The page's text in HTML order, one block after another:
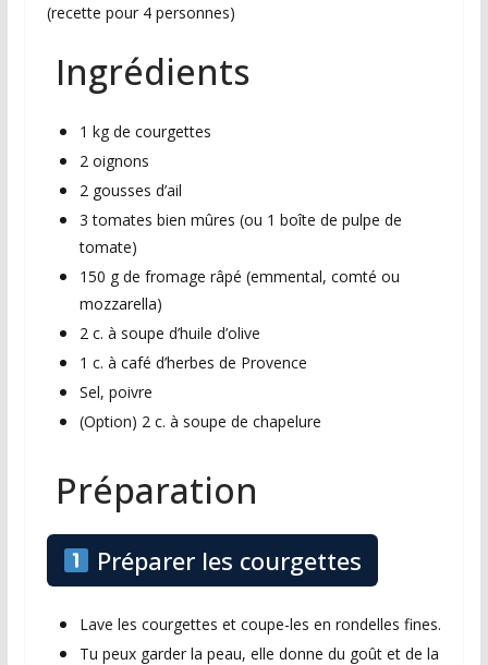
(recette pour 4 personnes)
Ingrédients
1 kg de courgettes
2 oignons
2 gousses d’ail
3 tomates bien mûres (ou 1 boîte de pulpe de
tomate)
150 g de fromage râpé (emmental, comté ou
mozzarella)
2 c. à soupe d’huile d’olive
1 c. à café d’herbes de Provence
Sel, poivre
(Option) 2 c. à soupe de chapelure
Préparation
Préparer les courgettes
Lave les courgettes et coupe-les en rondelles fines.
Tu peux garder la peau, elle donne du goût et de la